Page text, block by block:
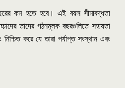
কম হতে হবে। এই বয়স সীমাবদ্ধতা
তাদের গঠনমূলক বছরগুলিতে সহায়তা
করে যে তারা পর্যাপ্ত সংস্থান এবং